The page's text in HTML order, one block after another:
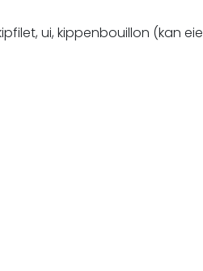
ui, kippenbouillon (kan